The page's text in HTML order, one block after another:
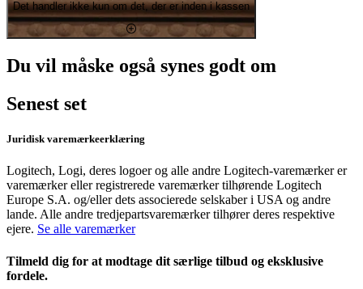
Det handler ikke kun om det, der er inden i kassen
Du vil måske også synes godt om
Senest set
Juridisk varemærkeerklæring
Logitech, Logi, deres logoer og alle andre Logitech-varemærker er
varemærker eller registrerede varemærker tilhørende Logitech
Europe S.A. og/eller dets associerede selskaber i USA og andre
lande. Alle andre tredjepartsvaremærker tilhører deres respektive
ejere. Se alle varemærker
Tilmeld dig for at modtage dit særlige tilbud og eksklusive
fordele.